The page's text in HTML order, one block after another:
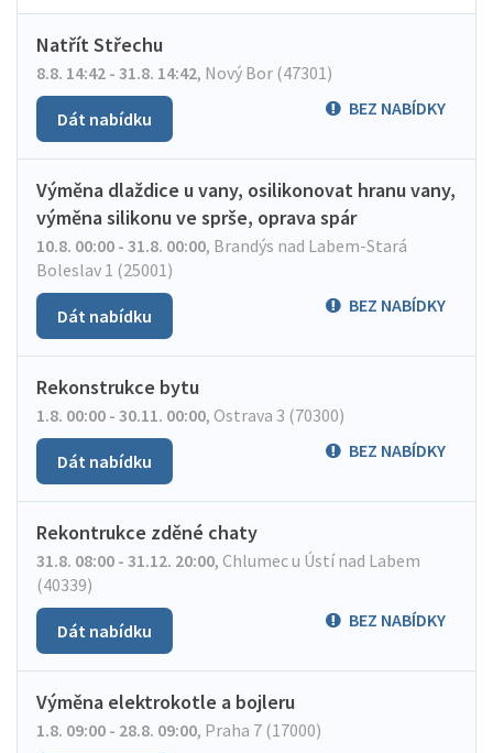
Natřít Střechu
8.8. 14:42 - 31.8. 14:42, Nový Bor (47301)
BEZ NABÍDKY
Dát nabídku
Výměna dlaždice u vany, osilikonovat hranu vany,
výměna silikonu ve sprše, oprava spár
10.8. 00:00 - 31.8. 00:00, Brandýs nad Labem-Stará
Boleslav 1 (25001)
BEZ NABÍDKY
Dát nabídku
Rekonstrukce bytu
1.8. 00:00 - 30.11. 00:00, Ostrava 3 (70300)
BEZ NABÍDKY
Dát nabídku
Rekontrukce zděné chaty
31.8. 08:00 - 31.12. 20:00, Chlumec u Ústí nad Labem
(40339)
BEZ NABÍDKY
Dát nabídku
Výměna elektrokotle a bojleru
1.8. 09:00 - 28.8. 09:00, Praha 7 (17000)